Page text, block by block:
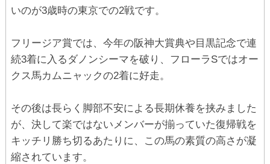
いのが3歳時の東京での2戦です。
フリージア賞では、今年の阪神大賞典や目黒記念で連
続3着に入るダノンシーマを破り、フローラSではオー
クス馬カムニャックの2着に好走。
その後は長らく脚部不安による長期休養を挟みました
が、決して楽ではないメンバーが揃っていた復帰戦を
キッチリ勝ち切るあたりに、この馬の素質の高さが凝
縮されています。